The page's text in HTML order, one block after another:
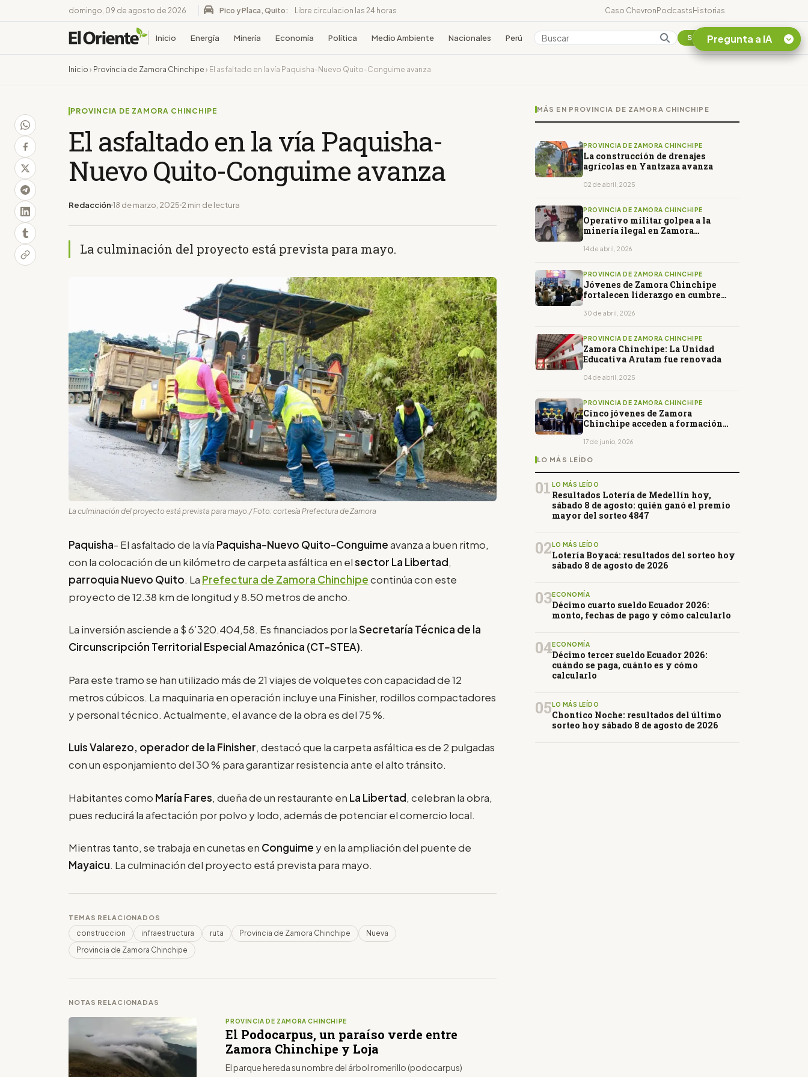
domingo, 09 de agosto de 2026 Pico y Placa, Quito: Libre circulacion las 24 horas Caso ChevronPodcastsHistorias
Inicio Energía Minería Economía Política Medio Ambiente Nacionales Perú Colombia Suscribirse
Inicio › Provincia de Zamora Chinchipe › El asfaltado en la vía Paquisha-Nuevo Quito-Conguime avanza
PROVINCIA DE ZAMORA CHINCHIPE
El asfaltado en la vía Paquisha-
Nuevo Quito-Conguime avanza
Redacción 18 de marzo, 2025 2 min de lectura
La culminación del proyecto está prevista para mayo.
La culminación del proyecto está prevista para mayo./ Foto: cortesía Prefectura de Zamora
Paquisha- El asfaltado de la vía Paquisha-Nuevo Quito-Conguimeavanza a buen ritmo,
con la colocación de un kilómetro de carpeta asfáltica en elsector La Libertad,
parroquia Nuevo Quito. La Prefectura de Zamora Chinchipecontinúa con este
proyecto de 12.38 km de longitud y 8.50 metros de ancho.
La inversión asciende a $ 6’320.404,58. Es financiados por laSecretaría Técnica de la
Circunscripción Territorial Especial Amazónica (CT-STEA).
Para este tramo se han utilizado más de 21 viajes de volquetes con capacidad de 12
metros cúbicos. La maquinaria en operación incluye una Finisher, rodillos compactadores
y personal técnico. Actualmente, el avance de la obra es del 75 %.
Luis Valarezo, operador de la Finisher, destacó que la carpeta asfáltica es de 2 pulgadas
con un esponjamiento del 30 % para garantizar resistencia ante el alto tránsito.
Habitantes como María Fares, dueña de un restaurante en La Libertad, celebran la obra,
pues reducirá la afectación por polvo y lodo, además de potenciar el comercio local.
Mientras tanto, se trabaja en cunetas en Conguime y en la ampliación del puente de
Mayaicu. La culminación del proyecto está prevista para mayo.
TEMAS RELACIONADOS
construccion infraestructura ruta Provincia de Zamora Chinchipe
Nueva
Provincia de Zamora Chinchipe
NOTAS RELACIONADAS
PROVINCIA DE ZAMORA CHINCHIPE
El Podocarpus, un paraíso verde entre
Zamora Chinchipe y Loja
El parque hereda su nombre del árbol romerillo (podocarpus)
MÁS EN PROVINCIA DE ZAMORA CHINCHIPE
PROVINCIA DE ZAMORA CHINCHIPE
La construcción de drenajes
agrícolas en Yantzaza avanza
02 de abril, 2025
PROVINCIA DE ZAMORA CHINCHIPE
Operativo militar golpea a la
minería ilegal en Zamora
14 de abril, 2026
PROVINCIA DE ZAMORA CHINCHIPE
Jóvenes de Zamora Chinchipe
fortalecen liderazgo en cumbre
impacto en la Amazonía
30 de abril, 2026
PROVINCIA DE ZAMORA CHINCHIPE
Zamora Chinchipe: La Unidad
Educativa Arutam fue renovada
04 de abril, 2025
PROVINCIA DE ZAMORA CHINCHIPE
Cinco jóvenes de Zamora
Chinchipe acceden a formación
17 de junio, 2026
LO MÁS LEÍDO
01 LO MÁS LEÍDO
Resultados Lotería de Medellín hoy,
sábado 8 de agosto: quién ganó el premio
mayor del sorteo 4847
02 LO MÁS LEÍDO
Lotería Boyacá: resultados del sorteo hoy
sábado 8 de agosto de 2026
03ECONOMÍA
Décimo cuarto sueldo Ecuador 2026:
monto, fechas de pago y cómo calcularlo
04ECONOMÍA
Décimo tercer sueldo Ecuador 2026:
cuándo se paga, cuánto es y cómo
calcularlo
05 LO MÁS LEÍDO
Chontico Noche: resultados del último
sorteo hoy sábado 8 de agosto de 2026
Pregunta a IA
¿En que consiste la